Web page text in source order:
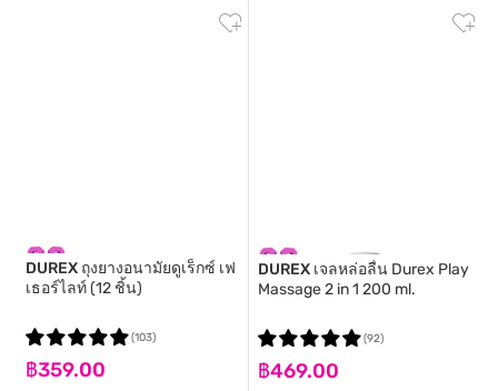
DUREX ถุงยางอนามัยดูเร็กซ์ เฟ
เธอร์ไลท์ (12 ชิ้น)
฿359.00
(103)
DUREX เจลหล่อลื่น Durex Play
Massage 2 in 1 200 ml.
฿469.00
(92)